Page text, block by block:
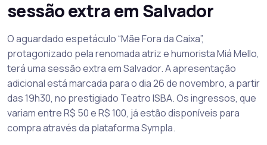
sessão extra em Salvador
O aguardado espetáculo “Mãe Fora da Caixa”,
protagonizado pela renomada atriz e humorista Miá Mello,
terá uma sessão extra em Salvador. A apresentação
adicional está marcada para o dia 26 de novembro, a partir
das 19h30, no prestigiado Teatro ISBA. Os ingressos, que
variam entre R$ 50 e R$ 100, já estão disponíveis para
compra através da plataforma Sympla.